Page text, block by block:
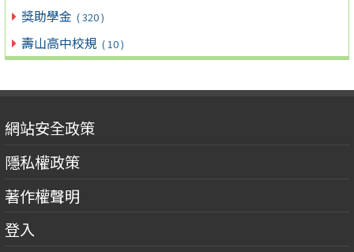
獎助學金 ( 320 )
壽山高中校規 ( 10 )
網站安全政策
隱私權政策
著作權聲明
登入